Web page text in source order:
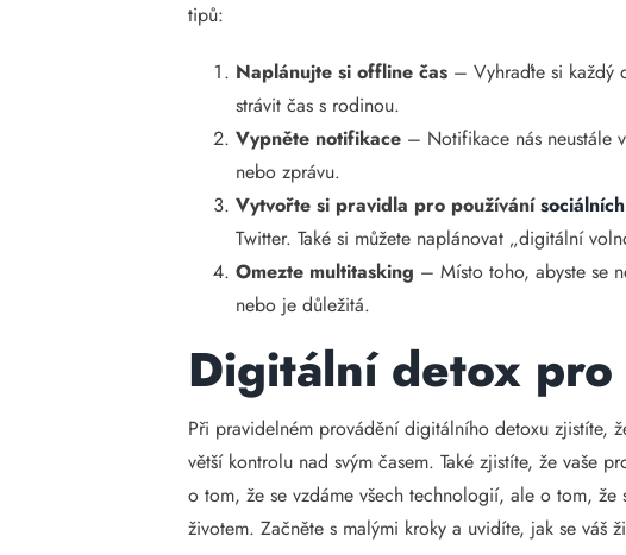
tipů:
Naplánujte si offline čas – Vyhraďte si každý
strávit čas s rodinou.
Vypněte notifikace – Notifikace nás neustále
nebo zprávu.
Vytvořte si pravidla pro používání
Twitter. Také si můžete naplánovat „digitální
Omezte multitasking – Místo toho, abyste se
nebo je důležitá.
Digitální detox
Při pravidelném provádění digitálního detoxu zjistíte,
větší kontrolu nad svým časem. Také zjistíte, že vaše
o tom, že se vzdáme všech technologií, ale o tom, že
životem. Začněte s malými kroky a uvidíte, jak se váš